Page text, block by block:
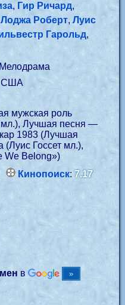
, Гир Ричард,
Лоджа Роберт,Луис
Гарольд,
США
мужская роль
мл.), Лучшая песня —
1983 (Лучшая
(Луис Госсет мл.),
We Belong»)
Кинопоиск:7.17
в